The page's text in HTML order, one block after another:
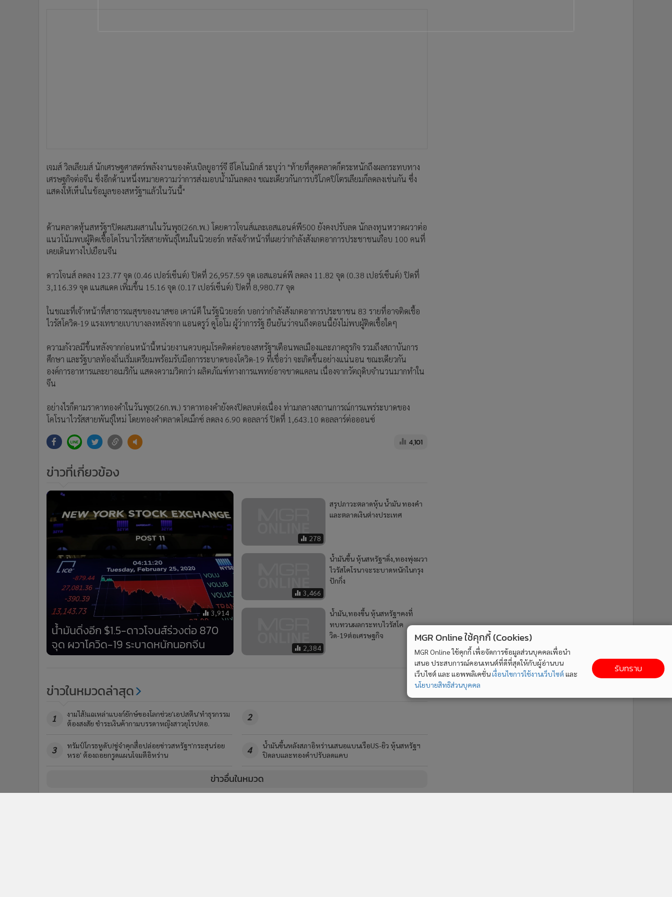
เจมส์ วิลเลียมส์ นักเศรษฐศาสตร์พลังงานของดับเบิลยูอาร์จี อีโคโนมิกส์ ระบุว่า "ท้ายที่สุดตลาดก็ตระหนักถึงผลกระทบทาง
เศรษฐกิจต่อจีน ซึ่งอีกด้านหนึ่งหมายความว่าการส่งมอบน้ำมันลดลง ขณะเดียวกันการบริโภคปิโตรเลียมก็ลดลงเช่นกัน ซึ่ง
แสดงให้เห็นในข้อมูลของสหรัฐฯแล้วในวันนี้"
ด้านตลาดหุ้นสหรัฐฯปิดผสมผสานในวันพุธ(26ก.พ.) โดยดาวโจนส์และเอสแอนด์พี500 ยังคงปรับลด นักลงทุนหวาดผวาต่อ
แนวโน้มพบผู้ติดเชื้อโคโรนาไวรัสสายพันธุ์ใหม่ในนิวยอร์ก หลังเจ้าหน้าที่เผยว่ากำลังสังเกตอาการประชาชนเกือบ 100 คนที่
เคยเดินทางไปเยือนจีน
ดาวโจนส์ ลดลง 123.77 จุด (0.46 เปอร์เซ็นต์) ปิดที่ 26,957.59 จุด เอสแอนด์พี ลดลง 11.82 จุด (0.38 เปอร์เซ็นต์) ปิดที่
3,116.39 จุด แนสแดค เพิ่มขึ้น 15.16 จุด (0.17 เปอร์เซ็นต์) ปิดที่ 8,980.77 จุด
ในขณะที่เจ้าหน้าที่สาธารณสุขของนาสซอ เคาน์ตี ในรัฐนิวยอร์ก บอกว่ากำลังสังเกตอาการประขาชน 83 รายที่อาจติดเชื้อ
ไวรัสโควิด-19 แรงเทขายเบาบางลงหลังจาก แอนดรูว์ คูโอโม ผู้ว่าการรัฐ ยืนยันว่าจนถึงตอนนี้ยังไม่พบผู้ติดเชื้อใดๆ
ความกังวลมีขึ้นหลังจากก่อนหน้านี้หน่วยงานควบคุมโรคติดต่อของสหรัฐฯเตือนพลเมืองและภาคธุรกิจ รวมถึงสถาบันการ
ศึกษา และรัฐบาลท้องถิ่นเริ่มเตรียมพร้อมรับมือการระบาดของโควิด-19 ที่เชื่อว่า จะเกิดขึ้นอย่างแน่นอน ขณะเดียวกัน
องค์การอาหารและยาอเมริกัน แสดงความวิตกว่า ผลิตภัณฑ์ทางการแพทย์อาจขาดแคลน เนื่องจากวัตถุดิบจำนวนมากทำใน
จีน
อย่างไรก็ตามราคาทองคำในวันพุธ(26ก.พ.) ราคาทองคำยังคงปิดลบต่อเนื่อง ท่ามกลางสถานการณ์การแพร่ระบาดของ
โคโรนาไวรัสสายพันธุ์ใหม่ โดยทองคำตลาดโคเม็กซ์ ลดลง 6.90 ดอลลาร์ ปิดที่ 1,643.10 ดอลลาร์ต่อออนซ์
4,101
ข่าวที่เกี่ยวข้อง
3,914
น้ำมันดิ่งอีก $1.5-ดาวโจนส์ร่วงต่อ 870
จุด ผวาโควิด-19 ระบาดหนักนอกจีน
278
สรุปภาวะตลาดหุ้น น้ำมัน ทองคำ
และตลาดเงินต่างประเทศ
3,466
น้ำมันขึ้น หุ้นสหรัฐฯดิ่ง,ทองพุ่งผวา
ไวรัสโคโรนาจะระบาดหนักในกรุง
ปักกิ่ง
2,384
น้ำมัน,ทองขึ้น หุ้นสหรัฐฯคงที่
ทบทวนผลกระทบไวรัสโค
วิด-19ต่อเศรษฐกิจ
ข่าวในหมวดล่าสุด
1
งามไส้!แฉเหล่าแบงก์ยักษ์ของโลกช่วย'เอปสตีน'ทำธุรกรรม
ต้องสงสัย ชำระเงินค้ากามบรรดาหญิงสาวยุโรปตอ.
2
3
ทรัมป์โกรธหูดับ!ขู่จำคุกสื่อปล่อยข่าวสหรัฐฯ'กระสุนร่อย
หรอ' ต้องถอยกรูดแผนโจมตีอิหร่าน
4
น้ำมันขึ้นหลังสภาอิหร่านเสนอแบนเรือUS-ยิว หุ้นสหรัฐฯ
ปิดลบและทองคำปรับลดแคบ
ข่าวอื่นในหมวด
MGR Online ใช้คุกกี้ (Cookies)
MGR Online ใช้คุกกี้ เพื่อจัดการข้อมูลส่วนบุคคลเพื่อนำ
เสนอ ประสบการณ์คอนเทนต์ที่ดีที่สุดให้กับผู้อ่านบน
เว็บไซต์ และ แอพพลิเคชั่นเงื่อนไขการใช้งานเว็บไซต์ และ
นโยบายสิทธิส่วนบุคคล
รับทราบ